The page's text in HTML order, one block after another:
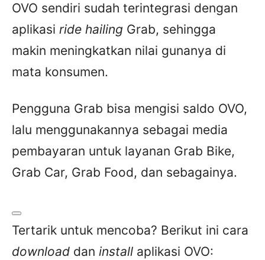
OVO sendiri sudah terintegrasi dengan
aplikasi ride hailing Grab, sehingga
makin meningkatkan nilai gunanya di
mata konsumen.
Pengguna Grab bisa mengisi saldo OVO,
lalu menggunakannya sebagai media
pembayaran untuk layanan Grab Bike,
Grab Car, Grab Food, dan sebagainya.
Tertarik untuk mencoba? Berikut ini cara
download dan install aplikasi OVO: